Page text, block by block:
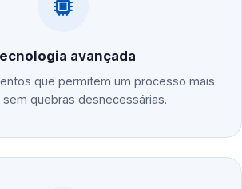
avançada
que permitem um processo mais
sem quebras desnecessárias.